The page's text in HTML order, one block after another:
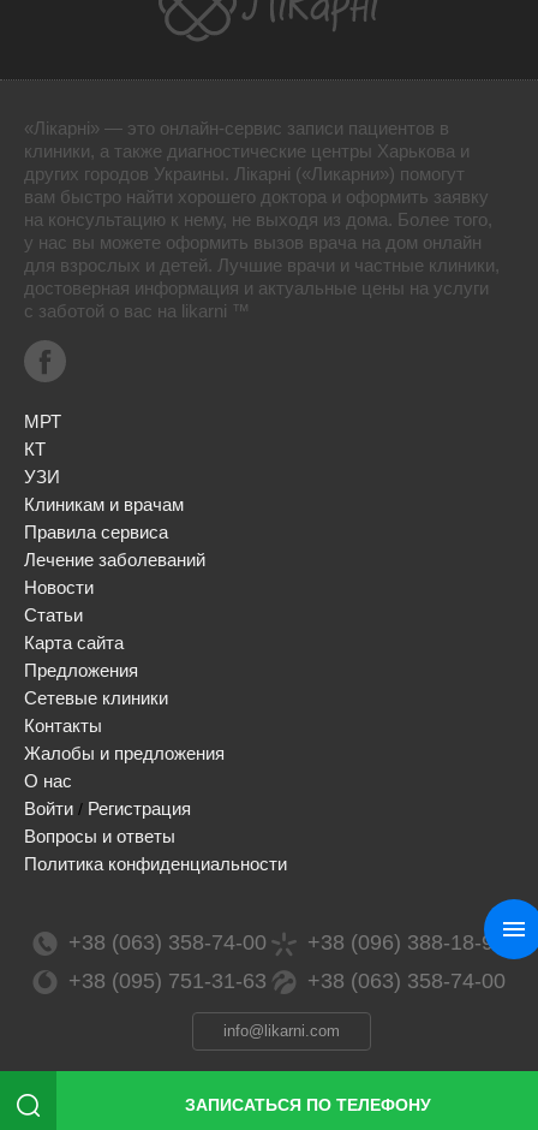
«Лікарні» — это онлайн-сервис записи пациентов в
клиники, а также диагностические центры Харькова и
других городов Украины. Лікарні («Ликарни») помогут
вам быстро найти хорошего доктора и оформить заявку
на консультацию к нему, не выходя из дома. Более того,
у нас вы можете оформить вызов врача на дом онлайн
для взрослых и детей. Лучшие врачи и частные клиники,
достоверная информация и актуальные цены на услуги
с заботой о вас на likarni ™
МРТ
КТ
УЗИ
Клиникам и врачам
Правила сервиса
Лечение заболеваний
Новости
Статьи
Карта сайта
Предложения
Сетевые клиники
Контакты
Жалобы и предложения
О нас
Войти / Регистрация
Вопросы и ответы
Политика конфиденциальности
+38 (063) 358-74-00
+38 (096) 388-18-99
+38 (095) 751-31-63
+38 (063) 358-74-00
info@likarni.com
Сopyright 2026 © / likarni ™ / ТОВ «ЛІМАРКЕТИНГ СОЛЮШЕНЗ», ЕГРПОУ 41991368
ЗАПИСАТЬСЯ ПО ТЕЛЕФОНУ